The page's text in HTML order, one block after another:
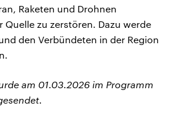
Raketen und Drohnen
Quelle zu zerstören. Dazu werde
den Verbündeten in der Region
am 01.03.2026 im Programm